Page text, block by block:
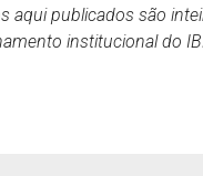
aqui publicados são
institucional do